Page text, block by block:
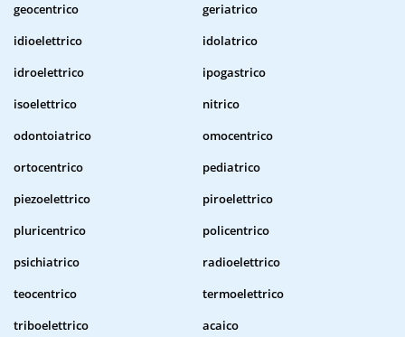
geocentrico
geriatrico
idioelettrico
idolatrico
idroelettrico
ipogastrico
isoelettrico
nitrico
odontoiatrico
omocentrico
ortocentrico
pediatrico
piezoelettrico
piroelettrico
pluricentrico
policentrico
psichiatrico
radioelettrico
teocentrico
termoelettrico
triboelettrico
acaico